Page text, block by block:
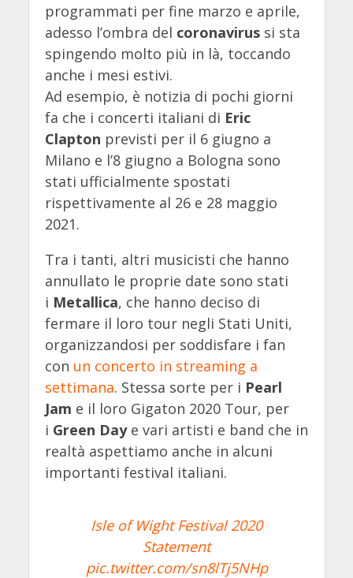
programmati per fine marzo e aprile,
adesso l’ombra del coronavirus si sta
spingendo molto più in là, toccando
anche i mesi estivi.
Ad esempio, è notizia di pochi giorni
fa che i concerti italiani di Eric
Clapton previsti per il 6 giugno a
Milano e l’8 giugno a Bologna sono
stati ufficialmente spostati
rispettivamente al 26 e 28 maggio
2021.
Tra i tanti, altri musicisti che hanno
annullato le proprie date sono stati
i Metallica, che hanno deciso di
fermare il loro tour negli Stati Uniti,
organizzandosi per soddisfare i fan
con un concerto in streaming a
settimana. Stessa sorte per i Pearl
Jam e il loro Gigaton 2020 Tour, per
i Green Day e vari artisti e band che in
realtà aspettiamo anche in alcuni
importanti festival italiani.
Isle of Wight Festival 2020
Statement
pic.twitter.com/sn8lTj5NHp